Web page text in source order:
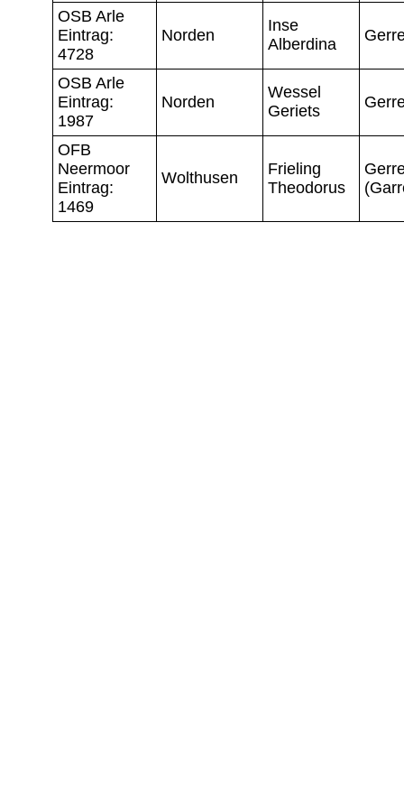
OSB Arle
Eintrag:
4728
Norden
Inse
Alberdina
OSB Arle
Eintrag:
1987
Norden
Wessel
Geriets
OFB
Neermoor
Eintrag:
1469
Wolthusen
Frieling
Theodorus